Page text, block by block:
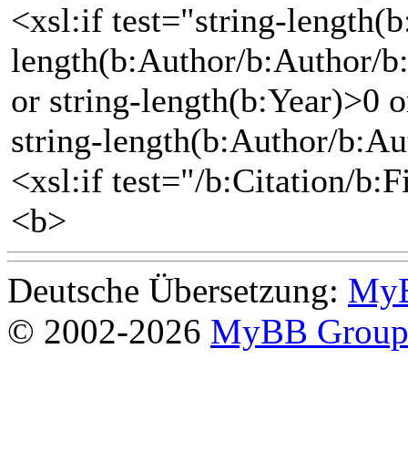
<xsl:if test="string-
length(b:Author/b:Author/
or string-length(b:Year)>0
string-length(b:Author/
<xsl:if test="/b:Citation/
<b>
Deutsche Übersetzung:
© 2002-2026 MyBB Group